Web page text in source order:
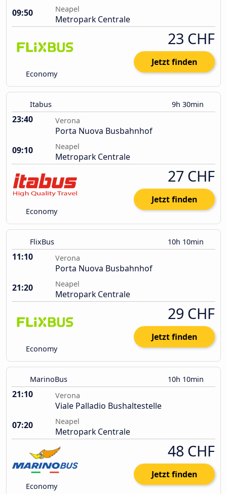
09:50
Neapel
Metropark Centrale
Economy
23 CHF
Jetzt finden
Itabus 9h 30min
23:40 Verona
Porta Nuova Busbahnhof
09:10
Neapel
Metropark Centrale
Economy
27 CHF
Jetzt finden
FlixBus 10h 10min
11:10 Verona
Porta Nuova Busbahnhof
21:20
Neapel
Metropark Centrale
Economy
29 CHF
Jetzt finden
MarinoBus 10h 10min
21:10 Verona
Viale Palladio Bushaltestelle
07:20
Neapel
Metropark Centrale
Economy
48 CHF
Jetzt finden